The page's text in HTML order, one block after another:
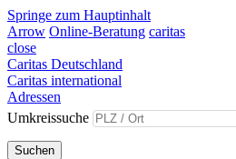
Springe zum Hauptinhalt
Arrow Online-Beratung caritas
close
Caritas Deutschland
Caritas international
Adressen
Umkreissuche
Suchen